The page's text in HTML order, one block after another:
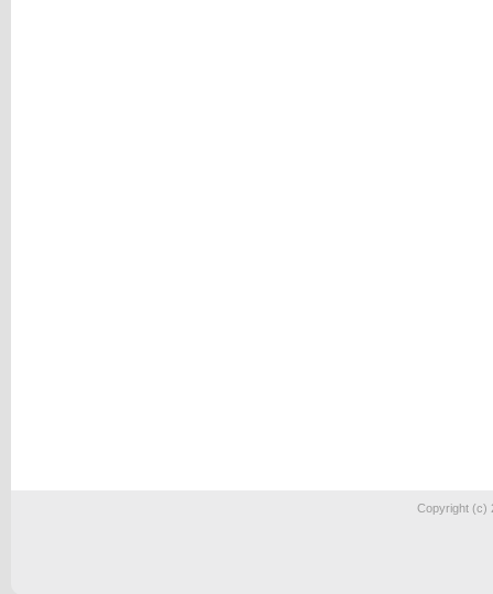
Copyright (c)